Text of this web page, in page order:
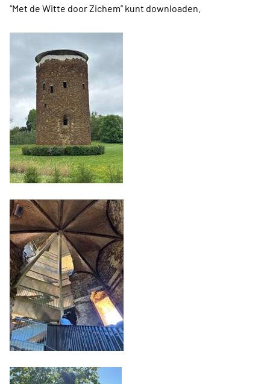
“Met de Witte door Zichem” kunt downloaden.